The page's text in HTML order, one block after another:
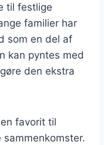
til festlige
familier har
som en del af
kan pyntes med
den ekstra
favorit til